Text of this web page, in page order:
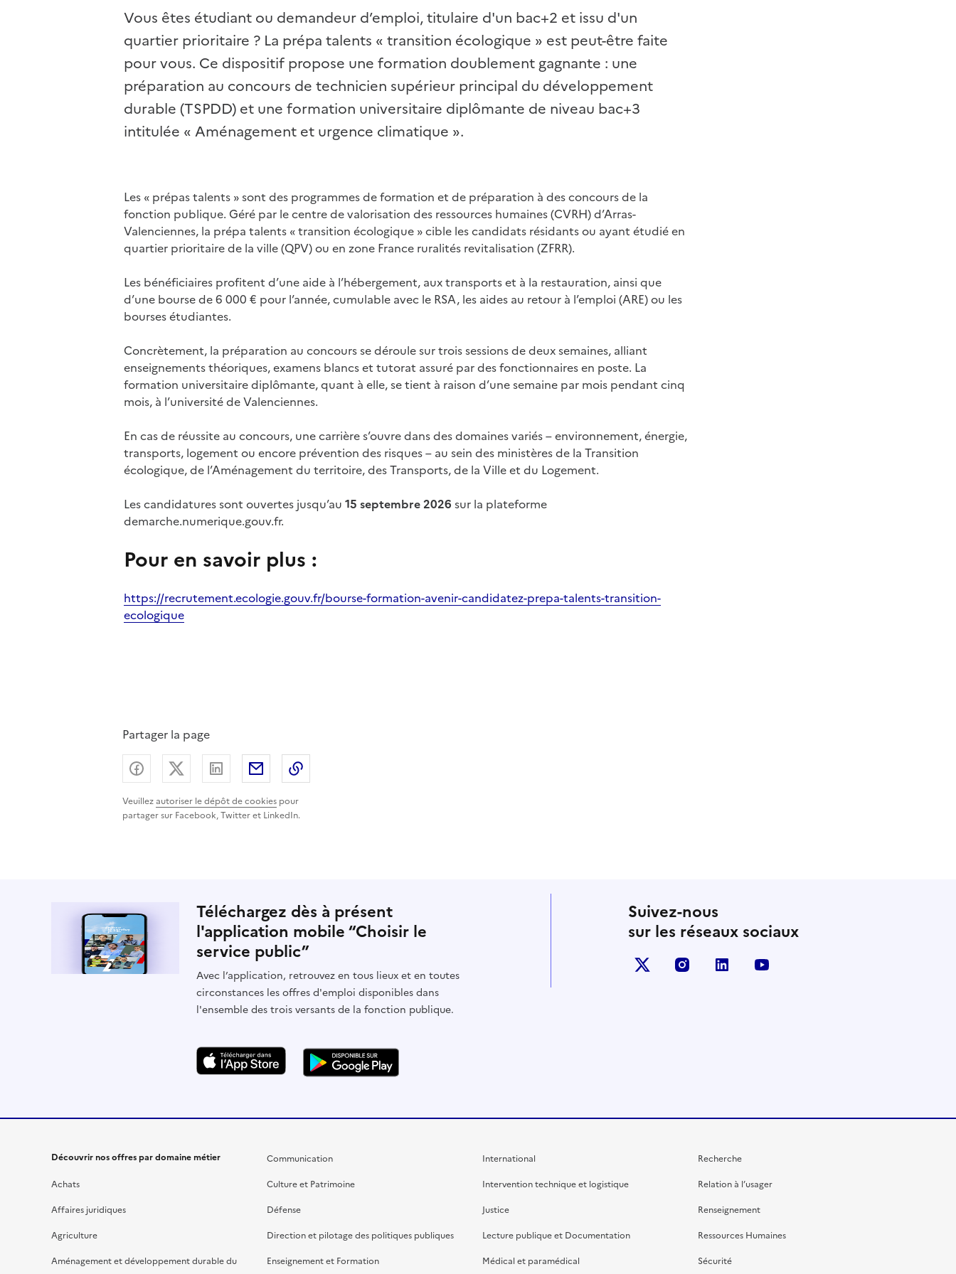
Vous êtes étudiant ou demandeur d’emploi, titulaire d'un bac+2 et issu d'un
quartier prioritaire ? La prépa talents « transition écologique » est peut-être faite
pour vous. Ce dispositif propose une formation doublement gagnante : une
préparation au concours de technicien supérieur principal du développement
durable (TSPDD) et une formation universitaire diplômante de niveau bac+3
intitulée « Aménagement et urgence climatique ».
Les « prépas talents » sont des programmes de formation et de préparation à des concours de la
fonction publique. Géré par le centre de valorisation des ressources humaines (CVRH) d’Arras-
Valenciennes, la prépa talents « transition écologique » cible les candidats résidants ou ayant étudié en
quartier prioritaire de la ville (QPV) ou en zone France ruralités revitalisation (ZFRR).
Les bénéficiaires profitent d’une aide à l’hébergement, aux transports et à la restauration, ainsi que
d’une bourse de 6 000 € pour l’année, cumulable avec le RSA, les aides au retour à l’emploi (ARE) ou les
bourses étudiantes.
Concrètement, la préparation au concours se déroule sur trois sessions de deux semaines, alliant
enseignements théoriques, examens blancs et tutorat assuré par des fonctionnaires en poste. La
formation universitaire diplômante, quant à elle, se tient à raison d’une semaine par mois pendant cinq
mois, à l’université de Valenciennes.
En cas de réussite au concours, une carrière s’ouvre dans des domaines variés – environnement, énergie,
transports, logement ou encore prévention des risques – au sein des ministères de la Transition
écologique, de l’Aménagement du territoire, des Transports, de la Ville et du Logement.
Les candidatures sont ouvertes jusqu’au 15 septembre 2026 sur la plateforme
demarche.numerique.gouv.fr.
Pour en savoir plus :
https://recrutement.ecologie.gouv.fr/bourse-formation-avenir-candidatez-prepa-talents-transition-
ecologique
Partager la page
Veuillezautoriser le dépôt de cookiespour
partager sur Facebook, Twitter et LinkedIn.
Partager sur Facebook
Partager sur X (anciennement Twitter) - nouvelle fenêtre
Partager sur LinkedIn
Partager par email
Téléchargez dès à présent
l'application mobile “Choisir le
service public”
Avec l’application, retrouvez en tous lieux et en toutes
circonstances les offres d'emploi disponibles dans
l'ensemble des trois versants de la fonction publique.
Suivez-nous
sur les réseaux sociaux
X (anciennement Twitter)
instagramlinkedin
Découvrir nos offres par domaine métier
Achats
Affaires juridiques
Agriculture
Aménagement et développement durable du
Communication
Culture et Patrimoine
Défense
Direction et pilotage des politiques publiques
Enseignement et Formation
International
Intervention technique et logistique
Justice
Lecture publique et Documentation
Médical et paramédical
Recherche
Relation à l’usager
Renseignement
Ressources Humaines
Sécurité